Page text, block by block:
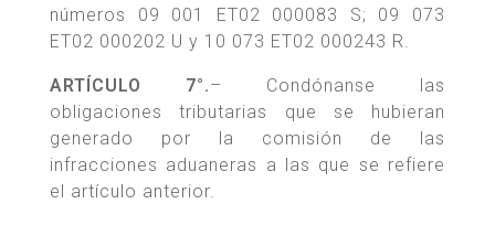
números 09 001 ET02 000083 S; 09 073
ET02 000202 U y 10 073 ET02 000243 R.
ARTÍCULO 7°.– Condónanse las
obligaciones tributarias que se hubieran
generado por la comisión de las
infracciones aduaneras a las que se refiere
el artículo anterior.